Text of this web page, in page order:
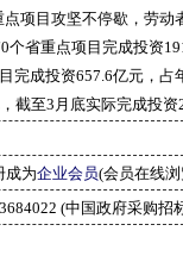
目攻坚不停歇，劳动
省重点项目完成投资
完成投资657.6亿元，
截至3月底实际完成投资
成为企业会员(会员在线
(中国政府采购招